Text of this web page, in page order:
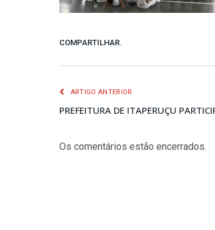
COMPARTILHAR.
ARTIGO ANTERIOR
PREFEITURA DE ITAPERUÇU
Os comentários estão encerrados.